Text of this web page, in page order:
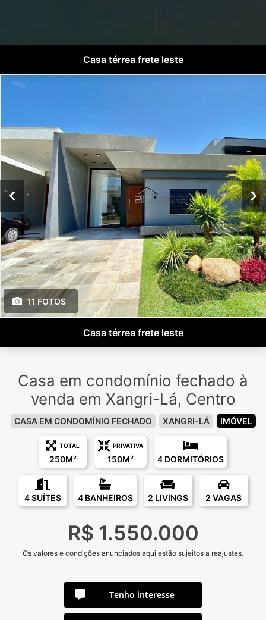
Casa térrea frete leste
11 FOTOS
Casa térrea frete leste
Casa em condomínio fechado à
venda em Xangri-Lá, Centro
CASA EM CONDOMÍNIO FECHADO XANGRI-LÁ IMÓVEL
TOTAL
250M²
PRIVATIVA
150M² 4 DORMITÓRIOS
4 SUÍTES 4 BANHEIROS 2 LIVINGS 2 VAGAS
R$ 1.550.000
Os valores e condições anunciados aqui estão sujeitos a reajustes.
Tenho interesse